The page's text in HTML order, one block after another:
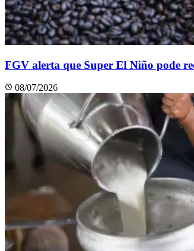
FGV alerta que Super El Niño pode
08/07/2026